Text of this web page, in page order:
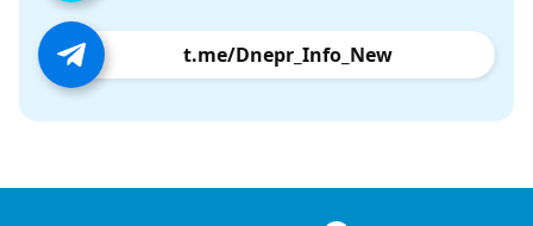
t.me/Dnepr_Info_New